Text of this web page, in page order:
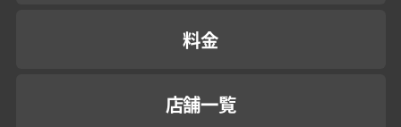
料金
店舗一覧